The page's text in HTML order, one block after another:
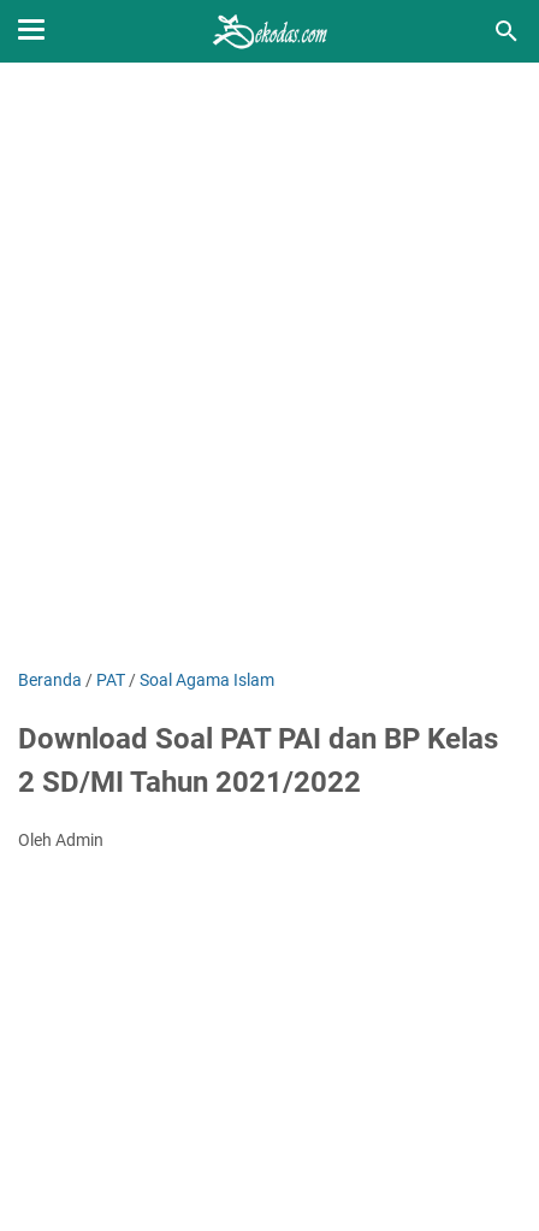
Beranda / PAT /Soal Agama Islam
Download Soal PAT PAI dan BP Kelas
2 SD/MI Tahun 2021/2022
Oleh Admin